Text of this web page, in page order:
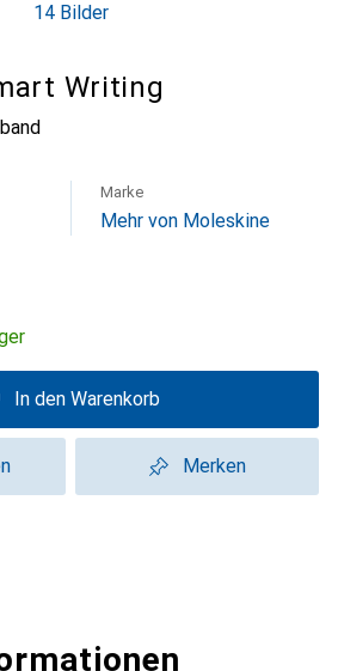
14 Bilder
Writing
Marke
Mehr von Moleskine
In den Warenkorb
Merken